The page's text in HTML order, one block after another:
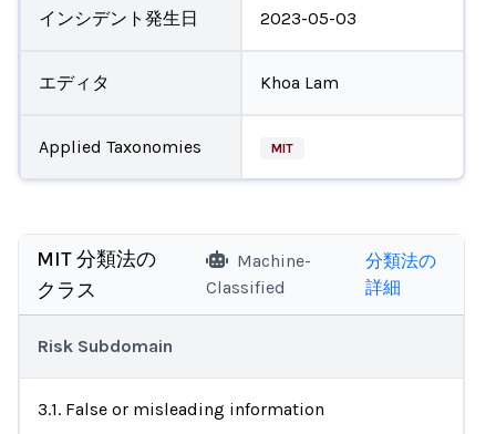
インシデント発生日 2023-05-03
エディタ Khoa Lam
Applied Taxonomies MIT
MIT 分類法の
クラス
Machine-
Classified
分類法の
詳細
Risk Subdomain
3.1. False or misleading information